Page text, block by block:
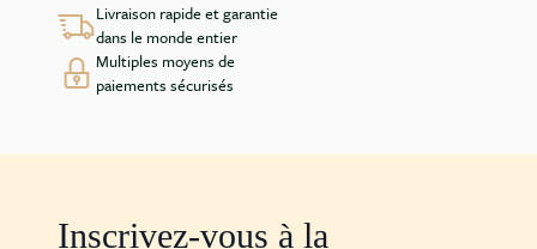
Livraison rapide et garantie
dans le monde entier
Multiples moyens de
paiements sécurisés
Inscrivez-vous à la